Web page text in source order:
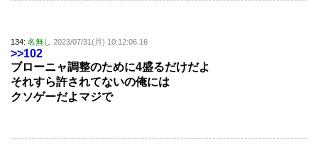
134: 名無し 2023/07/31(月) 10:12:06.16
>>102
ブローニャ調整のために4盛るだけだよ
それすら許されてないの俺には
クソゲーだよマジで